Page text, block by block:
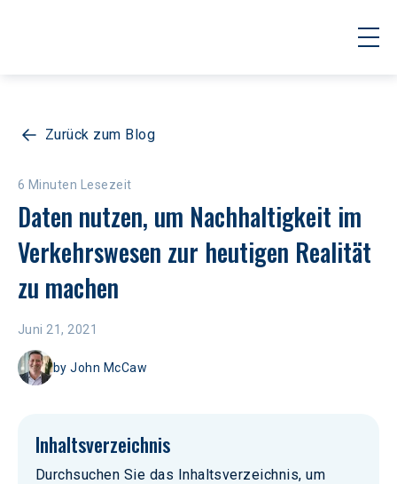
Zurück zum Blog
6 Minuten Lesezeit
Daten nutzen, um Nachhaltigkeit im
Verkehrswesen zur heutigen Realität
zu machen
Juni 21, 2021
byJohn McCaw
Inhaltsverzeichnis
Durchsuchen Sie das Inhaltsverzeichnis, um